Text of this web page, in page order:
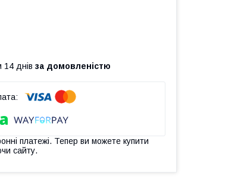
14 днів за домовленістю
платежі. Тепер ви можете купити
сайту.